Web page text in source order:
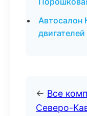
Автосалон
← Все
Северо-